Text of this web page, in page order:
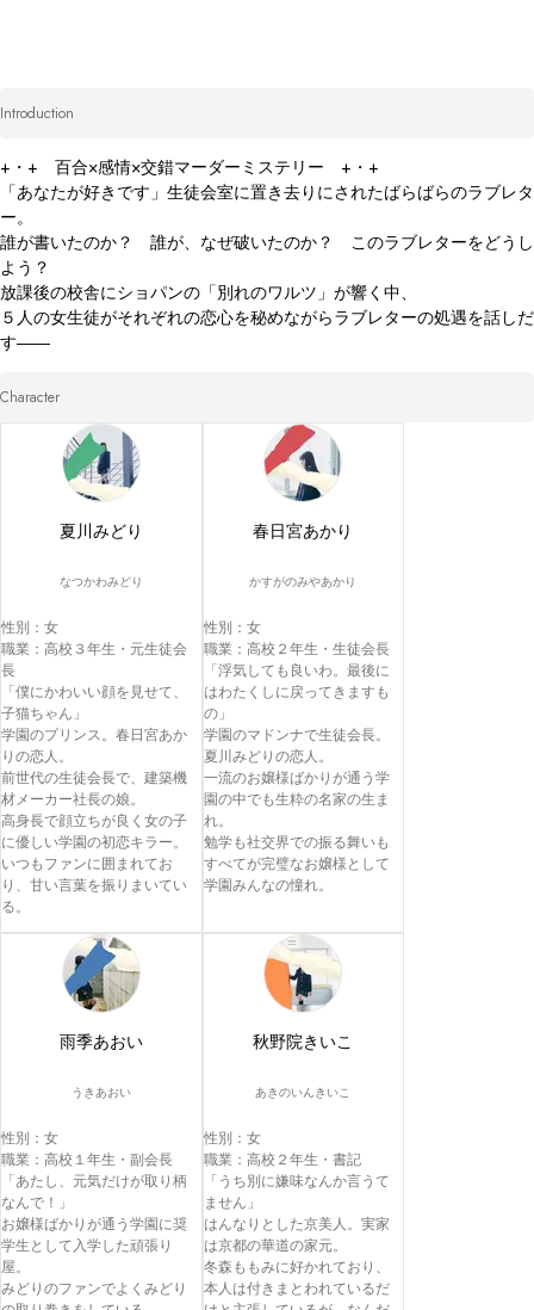
Introduction
+・+　百合×感情×交錯マーダーミステリー　+・+
「あなたが好きです」生徒会室に置き去りにされたばらばらのラブレタ
ー。
誰が書いたのか？　誰が、なぜ破いたのか？　このラブレターをどうし
よう？
放課後の校舎にショパンの「別れのワルツ」が響く中、
５人の女生徒がそれぞれの恋心を秘めながらラブレターの処遇を話しだ
Character
夏川みどり
なつかわみどり
性別：女
職業：高校３年生・元生徒会
長
「僕にかわいい顔を見せて、
子猫ちゃん」
学園のプリンス。春日宮あか
りの恋人。
前世代の生徒会長で、建築機
材メーカー社長の娘。
高身長で顔立ちが良く女の子
に優しい学園の初恋キラー。
いつもファンに囲まれてお
り、甘い言葉を振りまいてい
る。
春日宮あかり
かすがのみやあかり
性別：女
職業：高校２年生・生徒会長
「浮気しても良いわ。最後に
はわたくしに戻ってきますも
の」
学園のマドンナで生徒会長。
夏川みどりの恋人。
一流のお嬢様ばかりが通う学
園の中でも生粋の名家の生ま
れ。
勉学も社交界での振る舞いも
すべてが完璧なお嬢様として
学園みんなの憧れ。
雨季あおい
うきあおい
性別：女
職業：高校１年生・副会長
「あたし、元気だけが取り柄
なんで！」
お嬢様ばかりが通う学園に奨
学生として入学した頑張り
屋。
みどりのファンでよくみどり
秋野院きいこ
あきのいんきいこ
性別：女
職業：高校２年生・書記
「うち別に嫌味なんか言うて
ません」
はんなりとした京美人。実家
は京都の華道の家元。
冬森ももみに好かれており、
本人は付きまとわれているだ